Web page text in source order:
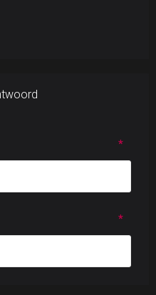
*
*